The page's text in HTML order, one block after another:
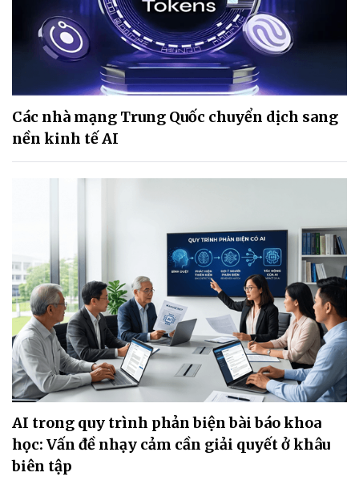
Các nhà mạng Trung Quốc chuyển dịch sang
nền kinh tế AI
AI trong quy trình phản biện bài báo khoa
học: Vấn đề nhạy cảm cần giải quyết ở khâu
biên tập